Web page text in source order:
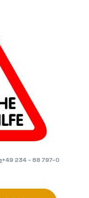
+49 234 - 68 797–0